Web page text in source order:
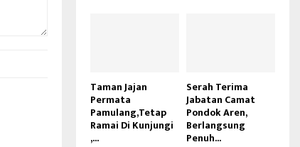
Taman Jajan
Permata
Pamulang,Tetap
Ramai Di Kunjungi
,...
Serah Terima
Jabatan Camat
Pondok Aren,
Berlangsung
Penuh...